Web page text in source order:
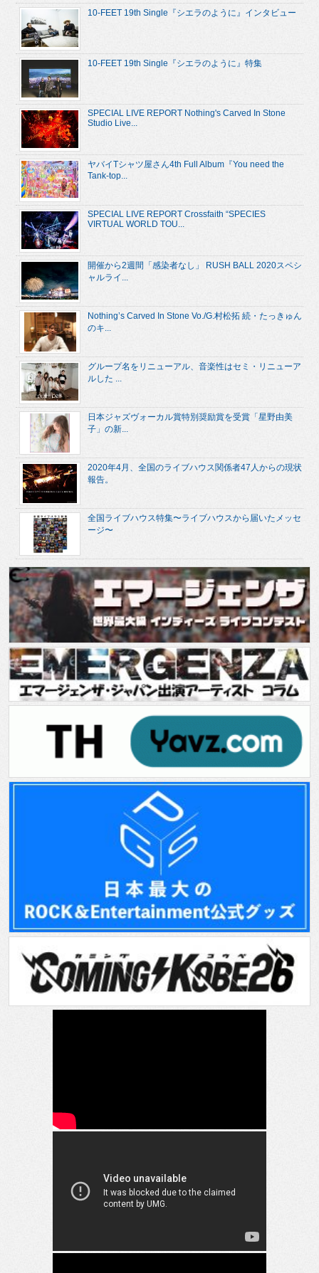
10-FEET 19th Single『シエラのように』インタビュー
10-FEET 19th Single『シエラのように』特集
SPECIAL LIVE REPORT Nothing's Carved In Stone
Studio Live...
ヤバイTシャツ屋さん4th Full Album『You need the
Tank-top...
SPECIAL LIVE REPORT Crossfaith “SPECIES
VIRTUAL WORLD TOU...
開催から2週間「感染者なし」 RUSH BALL 2020スペシ
ャルライ...
Nothing’s Carved In Stone Vo./G.村松拓 続・たっきゅん
のキ...
グループ名をリニューアル、音楽性はセミ・リニューア
ルした ...
日本ジャズヴォーカル賞特別奨励賞を受賞「星野由美
子」の新...
2020年4月、全国のライブハウス関係者47人からの現状
報告。
全国ライブハウス特集〜ライブハウスから届いたメッセ
ージ〜